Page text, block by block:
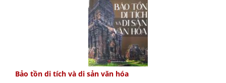
Bảo tồn di tích và di sản văn hóa